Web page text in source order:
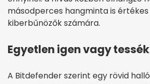
másodperces hangminta is
kiberbűnözők számára.
Egyetlen igen vagy
A Bitdefender szerint egy rövid